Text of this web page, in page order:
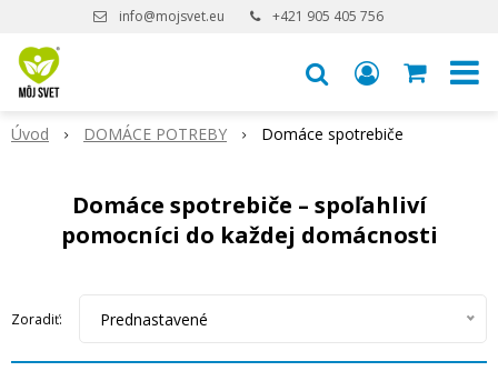
info@mojsvet.eu +421 905 405 756
Úvod DOMÁCE POTREBY Domáce spotrebiče
Domáce spotrebiče – spoľahliví
pomocníci do každej domácnosti
Zoradiť: Prednastavené